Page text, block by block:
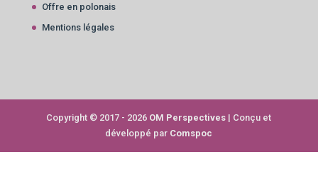
Offre en polonais
Mentions légales
Copyright © 2017 - 2026 OM Perspectives | Conçu et
développé par Comspoc